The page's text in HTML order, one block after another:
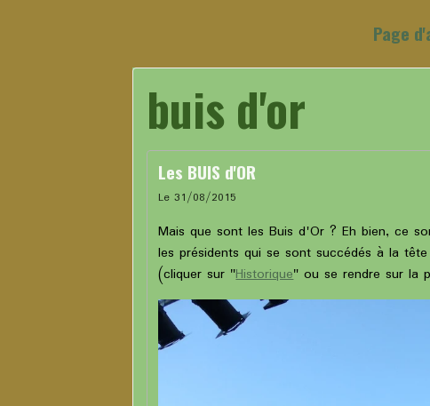
Page
buis d'or
Les BUIS d'OR
Le 31/08/2015
Mais que sont les Buis d'Or ? Eh bien, ce
les présidents qui se sont succédés à la
(cliquer sur "Historique" ou se rendre sur la